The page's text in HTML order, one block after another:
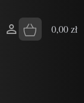
0,00 zł
